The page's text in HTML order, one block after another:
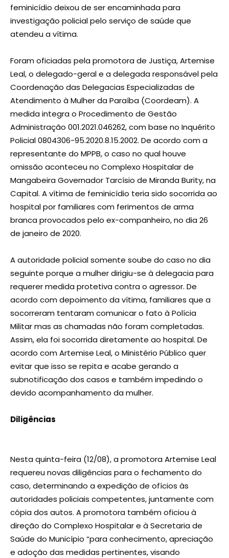
feminicídio deixou de ser encaminhada para
investigação policial pelo serviço de saúde que
atendeu a vítima.
Foram oficiadas pela promotora de Justiça, Artemise
Leal, o delegado-geral e a delegada responsável pela
Coordenação das Delegacias Especializadas de
Atendimento à Mulher da Paraíba (Coordeam). A
medida integra o Procedimento de Gestão
Administração 001.2021.046262, com base no Inquérito
Policial 0804306-95.2020.8.15.2002. De acordo com a
representante do MPPB, o caso no qual houve
omissão aconteceu no Complexo Hospitalar de
Mangabeira Governador Tarcísio de Miranda Burity, na
Capital. A vítima de feminicídio teria sido socorrida ao
hospital por familiares com ferimentos de arma
branca provocados pelo ex-companheiro, no dia 26
de janeiro de 2020.
A autoridade policial somente soube do caso no dia
seguinte porque a mulher dirigiu-se à delegacia para
requerer medida protetiva contra o agressor. De
acordo com depoimento da vítima, familiares que a
socorreram tentaram comunicar o fato à Polícia
Militar mas as chamadas não foram completadas.
Assim, ela foi socorrida diretamente ao hospital. De
acordo com Artemise Leal, o Ministério Público quer
evitar que isso se repita e acabe gerando a
subnotificação dos casos e também impedindo o
devido acompanhamento da mulher.
Diligências
Nesta quinta-feira (12/08), a promotora Artemise Leal
requereu novas diligências para o fechamento do
caso, determinando a expedição de ofícios às
autoridades policiais competentes, juntamente com
cópia dos autos. A promotora também oficiou à
direção do Complexo Hospitalar e à Secretaria de
Saúde do Município “para conhecimento, apreciação
e adoção das medidas pertinentes, visando